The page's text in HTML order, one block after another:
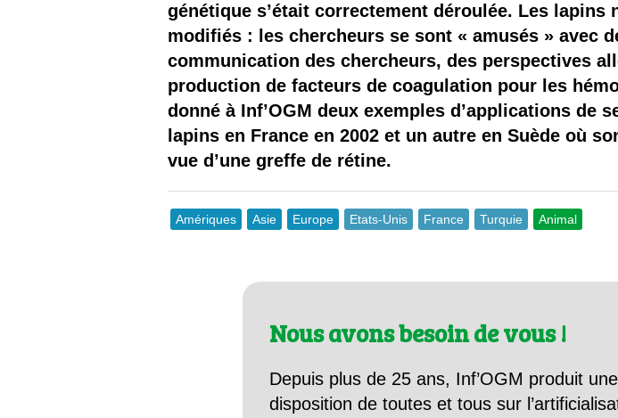
génétique s’était correctement déroulée. Les
modifiés : les chercheurs se sont « amusés » avec
communication des chercheurs, des perspectives
production de facteurs de coagulation pour les
donné à Inf’OGM deux exemples d’applications de
lapins en France en 2002 et un autre en Suède où
vue d’une greffe de rétine.
Amériques Asie Europe Etats-Unis France Turquie Animal
Nous avons besoin de vous !
Depuis plus de 25 ans, Inf’OGM produit
disposition de toutes et tous sur